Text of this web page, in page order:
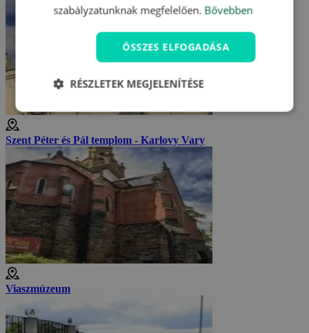
Szent Péter és Pál templom - Karlovy Vary
Viaszmúzeum
szabályzatunknak megfelelően. Bővebben
ÖSSZES ELFOGADÁSA
RÉSZLETEK MEGJELENÍTÉSE